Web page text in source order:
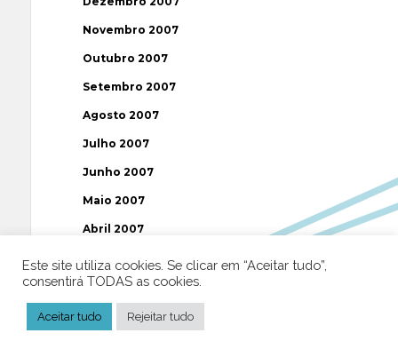
Novembro 2007
Outubro 2007
Setembro 2007
Agosto 2007
Julho 2007
Junho 2007
Maio 2007
Abril 2007
Março 2007
Fevereiro 2007
Janeiro 2007
Este site utiliza cookies. Se clicar em “Aceitar tudo”,
consentirá TODAS as cookies.
Aceitar tudo Rejeitar tudo